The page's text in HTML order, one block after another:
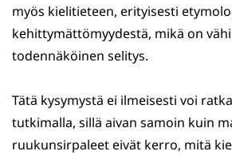
myös kielitieteen, erityisesti
kehittymättömyydestä, mikä on
todennäköinen selitys.
Tätä kysymystä ei ilmeisesti voi
tutkimalla, sillä aivan samoin kuin
ruukunsirpaleet eivät kerro, mitä